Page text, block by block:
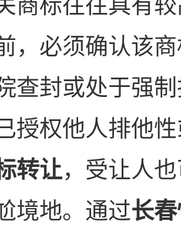
，必须确认该
查封或处于强
授权他人排他
转让，受让人
境地。通过长